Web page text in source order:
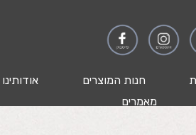
חנות המוצרים אודותינו
מאמרים